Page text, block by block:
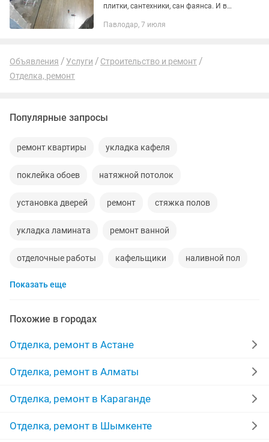
плитки, сантехники, сан фаянса. И в
стен, устройство сантехники и
Павлодар, 7 июля
Объявления Услуги
Строительство и ремонт
Отделка, ремонт
Популярные запросы
ремонт квартиры укладка кафеля
поклейка обоев натяжной потолок
установка дверей ремонт стяжка полов
укладка ламината ремонт ванной
отделочные работы кафельщики наливной пол
гипсокартон
штукатурка стен бригада
мастер межкомнатные двери
качественно покраска стен
укладка плитки стяжка сауна
Показать еще
Похожие в городах
Отделка, ремонт в Астане
Отделка, ремонт в Алматы
Отделка, ремонт в Караганде
Отделка, ремонт в Шымкенте